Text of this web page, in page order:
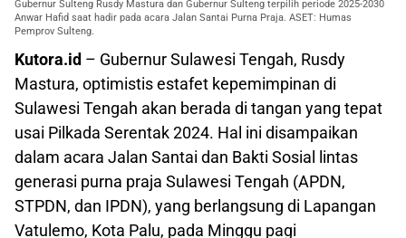
Gubernur Sulteng Rusdy Mastura dan Gubernur Sulteng terpilih periode 2025-2030
Anwar Hafid saat hadir pada acara Jalan Santai Purna Praja. ASET: Humas
Pemprov Sulteng.
Kutora.id – Gubernur Sulawesi Tengah, Rusdy
Mastura, optimistis estafet kepemimpinan di
Sulawesi Tengah akan berada di tangan yang tepat
usai Pilkada Serentak 2024. Hal ini disampaikan
dalam acara Jalan Santai dan Bakti Sosial lintas
generasi purna praja Sulawesi Tengah (APDN,
STPDN, dan IPDN), yang berlangsung di Lapangan
Vatulemo, Kota Palu, pada Minggu pagi